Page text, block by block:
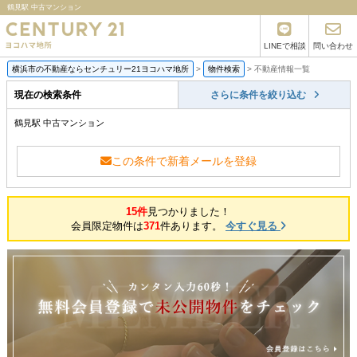
鶴見駅 中古マンション
LINEで相談 問い合わせ
横浜市の不動産ならセンチュリー21ヨコハマ地所 > 物件検索 > 不動産情報一覧
現在の検索条件 さらに条件を絞り込む
鶴見駅 中古マンション
この条件で新着メールを登録
15件見つかりました！
会員限定物件は371件あります。 今すぐ見る